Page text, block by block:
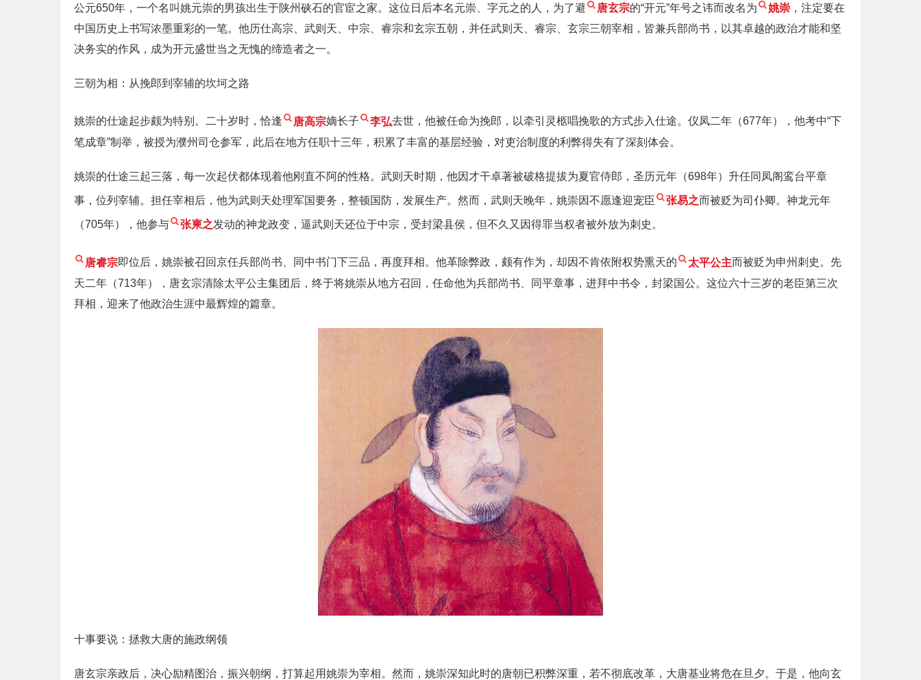
公元650年，一个名叫姚元崇的男孩出生于陕州硖石的官宦之家。这位日后本名元崇、字元之的人，为了避 唐玄宗的“开元”年号之讳而改名为 姚崇 ，注定要在
中国历史上书写浓墨重彩的一笔。他历仕高宗、武则天、中宗、睿宗和玄宗五朝，并任武则天、睿宗、玄宗三朝宰相，皆兼兵部尚书，以其卓越的政治才能和坚
决务实的作风，成为开元盛世当之无愧的缔造者之一。
三朝为相：从挽郎到宰辅的坎坷之路
姚崇的仕途起步颇为特别。二十岁时，恰逢 唐高宗嫡长子 李弘去世，他被任命为挽郎，以牵引灵柩唱挽歌的方式步入仕途。仪凤二年（677年），他考中“下
笔成章”制举，被授为濮州司仓参军，此后在地方任职十三年，积累了丰富的基层经验，对吏治制度的利弊得失有了深刻体会。
姚崇的仕途三起三落，每一次起伏都体现着他刚直不阿的性格。武则天时期，他因才干卓著被破格提拔为夏官侍郎，圣历元年（698年）升任同凤阁鸾台平章
事，位列宰辅。担任宰相后，他为武则天处理军国要务，整顿国防，发展生产。然而，武则天晚年，姚崇因不愿逢迎宠臣 张易之而被贬为司仆卿。神龙元年
（705年），他参与 张柬之发动的神龙政变，逼武则天还位于中宗，受封梁县侯，但不久又因得罪当权者被外放为刺史。
唐睿宗即位后，姚崇被召回京任兵部尚书、同中书门下三品，再度拜相。他革除弊政，颇有作为，却因不肯依附权势熏天的 太平公主而被贬为申州刺史。先
天二年（713年），唐玄宗清除太平公主集团后，终于将姚崇从地方召回，任命他为兵部尚书、同平章事，进拜中书令，封梁国公。这位六十三岁的老臣第三次
拜相，迎来了他政治生涯中最辉煌的篇章。
十事要说：拯救大唐的施政纲领
唐玄宗亲政后，决心励精图治，振兴朝纲，打算起用姚崇为宰相。然而，姚崇深知此时的唐朝已积弊深重，若不彻底改革，大唐基业将危在旦夕。于是，他向玄